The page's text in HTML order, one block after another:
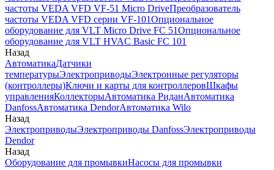
частоты VEDA VFD VF-51 Micro DriveПреобразователь
частоты VEDA VFD серии VF-101Опциональное
оборудование для VLT Micro Drive FC 51Опциональное
оборудование для VLT HVAC Basic FC 101
Назад
АвтоматикаДатчики
температурыЭлектроприводыЭлектронные регуляторы
(контроллеры)Ключи и карты для контроллеровШкафы
управленияКоллекторыАвтоматика РиданАвтоматика
DanfossАвтоматика DendorАвтоматика Wilo
Назад
ЭлектроприводыЭлектроприводы DanfossЭлектроприводы
Dendor
Назад
Оборудование для промывкиНасосы для промывки